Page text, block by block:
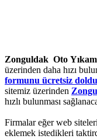
Zonguldak Oto
üzerinden daha hızı
formunu ücretsiz
sitemiz üzerinden
hızlı bulunması
Firmalar eğer web
eklemek istedikleri